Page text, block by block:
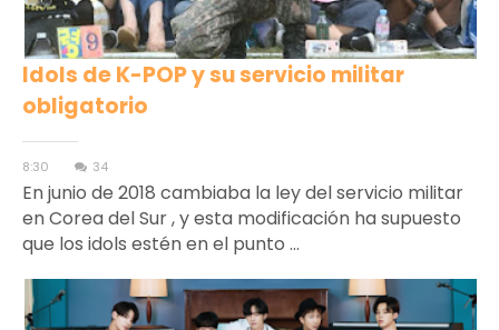
Idols de K-POP y su servicio militar
obligatorio
8:30 34
En junio de 2018 cambiaba la ley del servicio militar
en Corea del Sur , y esta modificación ha supuesto
que los idols estén en el punto ...